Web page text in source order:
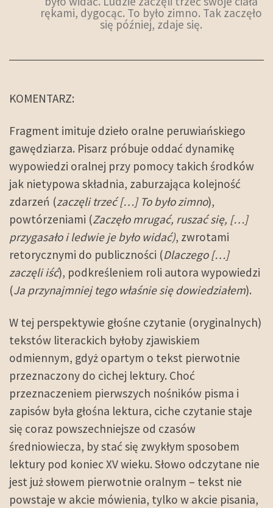
rękami, dygocąc. To było zimno. Tak zaczęło
się później, zdaje się.
KOMENTARZ:
Fragment imituje dzieło oralne peruwiańskiego
gawędziarza. Pisarz próbuje oddać dynamikę
wypowiedzi oralnej przy pomocy takich środków
jak nietypowa składnia, zaburzająca kolejność
zdarzeń (zaczęli trzeć […] To było zimno),
powtórzeniami (Zaczęło mrugać, ruszać się, […]
przygasało i ledwie je było widać), zwrotami
retorycznymi do publiczności (Dlaczego […]
zaczęli iść), podkreśleniem roli autora wypowiedzi
(Ja przynajmniej tego właśnie się dowiedziałem).
W tej perspektywie głośne czytanie (oryginalnych)
tekstów literackich byłoby zjawiskiem
odmiennym, gdyż opartym o tekst pierwotnie
przeznaczony do cichej lektury. Choć
przeznaczeniem pierwszych nośników pisma i
zapisów była głośna lektura, ciche czytanie staje
się coraz powszechniejsze od czasów
średniowiecza, by stać się zwykłym sposobem
lektury pod koniec XV wieku. Słowo odczytane nie
jest już słowem pierwotnie oralnym – tekst nie
powstaje w akcie mówienia, tylko w akcie pisania,